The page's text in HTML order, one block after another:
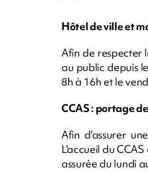
Hôtel de ville et
Afin de respecter
au public depuis
8h à 16h et le
CCAS : portage
Afin d'assurer
L'accueil du
assurée du lundi